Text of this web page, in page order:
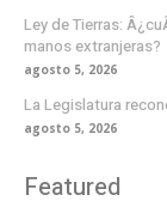
Ley de Tierras:
manos extranjeras?
agosto 5, 2026
La Legislatura
agosto 5, 2026
Featured